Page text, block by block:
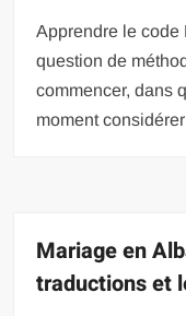
Apprendre le code
question de
commencer, dans
moment
Mariage en
traductions et